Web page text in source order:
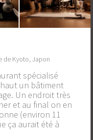
de Kyoto, Japon
spécialisé
un bâtiment
Un endroit très
et au final on en
(environ 11
ça aurait été à